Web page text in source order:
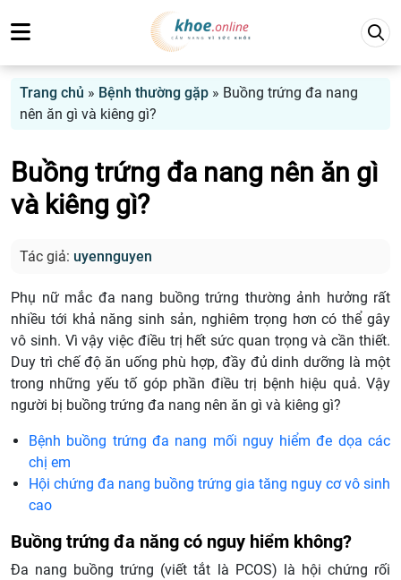
Trang chủ » Bệnh thường gặp » Buồng trứng đa nang
nên ăn gì và kiêng gì?
Buồng trứng đa nang nên ăn gì
và kiêng gì?
Tác giả: uyennguyen
Phụ nữ mắc đa nang buồng trứng thường ảnh hưởng rất
nhiều tới khả năng sinh sản, nghiêm trọng hơn có thể gây
vô sinh. Vì vậy việc điều trị hết sức quan trọng và cần thiết.
Duy trì chế độ ăn uống phù hợp, đầy đủ dinh dưỡng là một
trong những yếu tố góp phần điều trị bệnh hiệu quả. Vậy
người bị buồng trứng đa nang nên ăn gì và kiêng gì?
Bệnh buồng trứng đa nang mối nguy hiểm đe dọa các
chị em
Hội chứng đa nang buồng trứng gia tăng nguy cơ vô sinh
cao
Buồng trứng đa năng có nguy hiểm không?
Đa nang buồng trứng (viết tắt là PCOS) là hội chứng rối